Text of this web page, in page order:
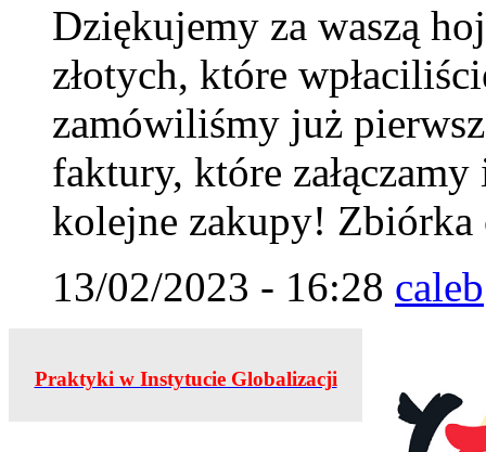
Dziękujemy za waszą
złotych, które
zamówiliśmy już
faktury, które załączamy
kolejne zakupy! Zbiórka
13/02/2023 - 16:28 caleb
Praktyki w Instytucie Globalizacji